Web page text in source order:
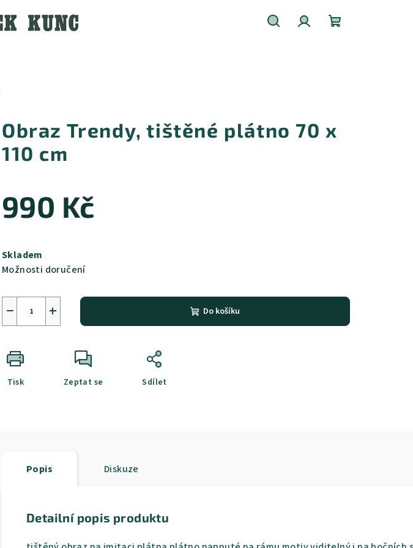
Obraz Trendy, tištěné plátno 70 x
110 cm
990 Kč
cena:
Skladem
Možnosti doručení
+
− Do košíku
Tisk Zeptat se Sdílet
Popis Diskuze
Detailní popis produktu